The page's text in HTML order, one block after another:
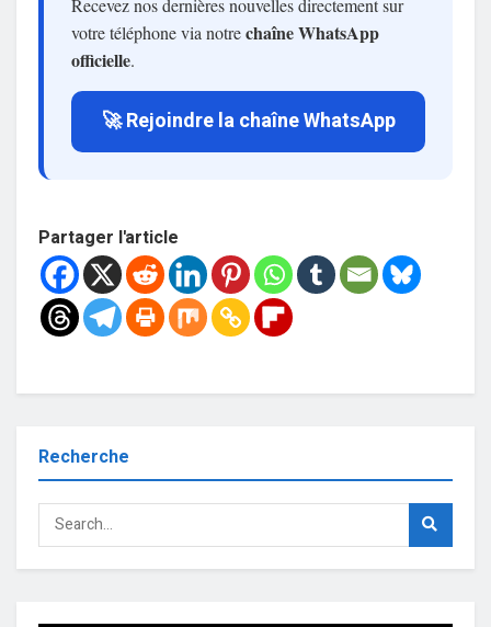
Recevez nos dernières nouvelles directement sur
votre téléphone via notrechaîne WhatsApp
officielle.
🚀 Rejoindre la chaîne WhatsApp
Partager l'article
Recherche